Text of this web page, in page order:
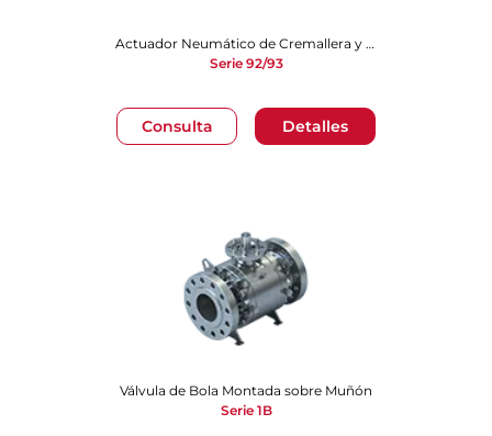
Consulta Detalles
Actuador Neumático de Cremallera y Piñón
Serie 92/93
Válvula de Bola Montada sobre Muñó​​​​​​​n
Serie 1B